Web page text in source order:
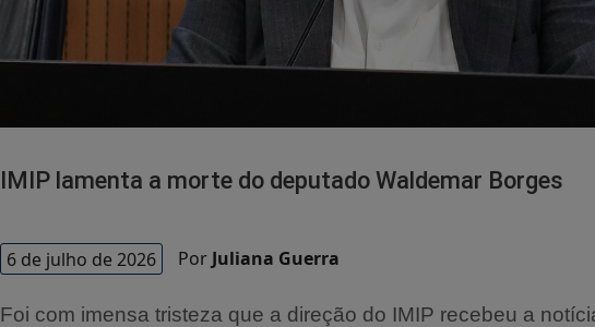
IMIP lamenta a morte do deputado Waldemar Borges
6 de julho de 2026 Por Juliana Guerra
Foi com imensa tristeza que a direção do IMIP recebeu a